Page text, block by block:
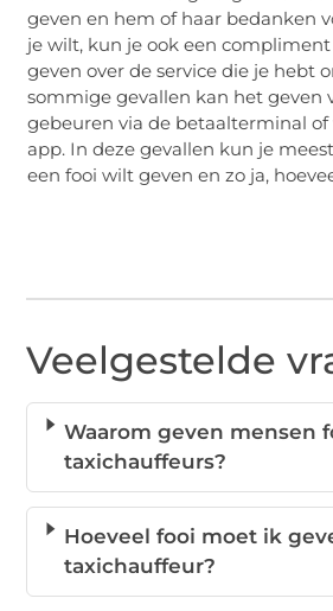
geven en hem of haar bedanken
je wilt, kun je ook een
geven over de service die je hebt
sommige gevallen kan het geven
gebeuren via de betaalterminal
app. In deze gevallen kun je
een fooi wilt geven en zo ja,
Veelgestelde
Waarom geven mensen
taxichauffeurs?
Hoeveel fooi moet ik
taxichauffeur?